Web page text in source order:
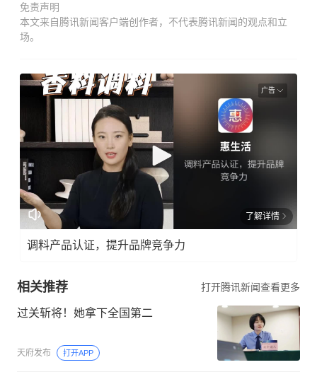
免责声明
本文来自腾讯新闻客户端创作者，不代表腾讯新闻的观点和立
场。
广告
了解详情
调料产品认证，提升品牌竞争力
相关推荐 打开腾讯新闻查看更多
过关斩将！她拿下全国第二
天府发布 打开APP